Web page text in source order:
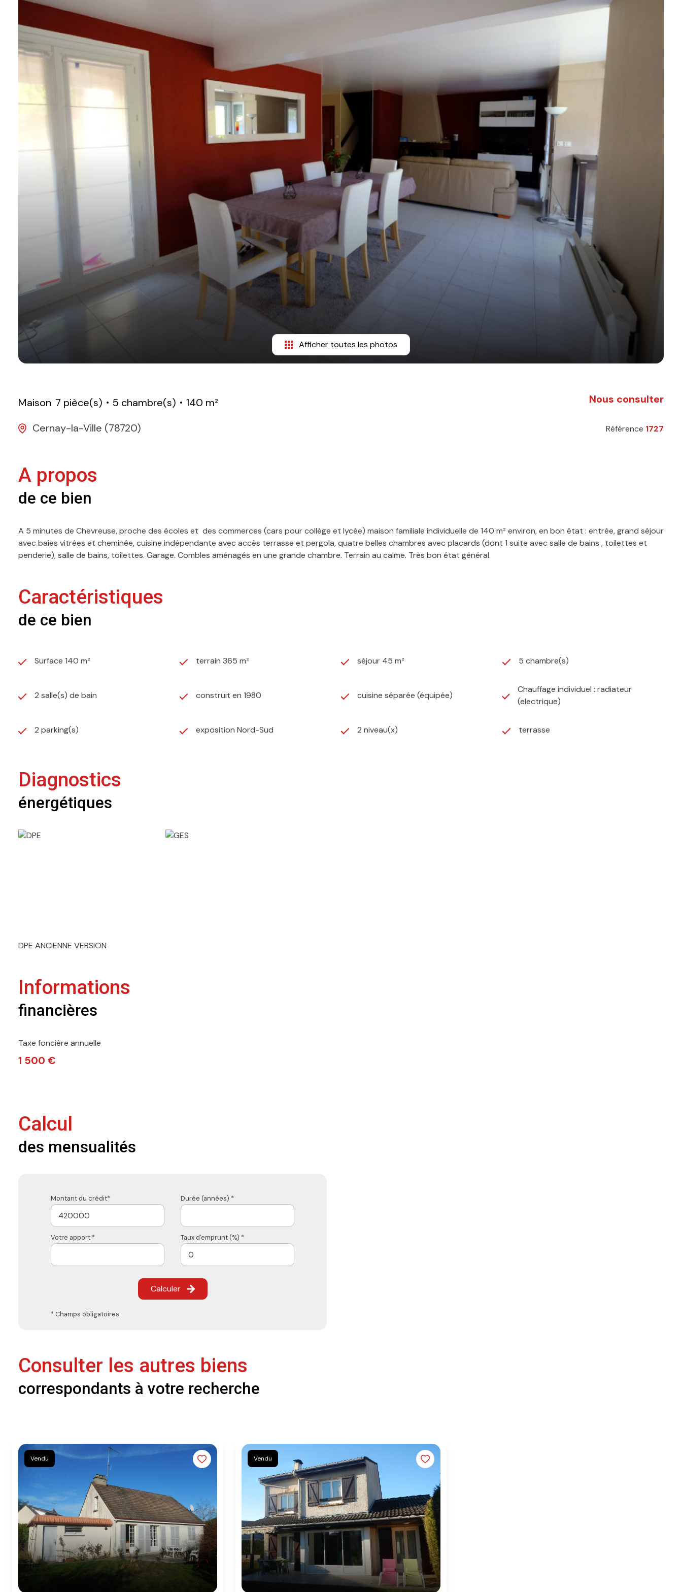
CONTACT
Afficher toutes les photos
Maison 7 pièce(s) 5 chambre(s)
140 m²
Cernay-la-Ville (78720)
Nous consulter
Référence 1727
A propos
de ce bien
A 5 minutes de Chevreuse, proche des écoles et des commerces (cars pour collège et lycée) maison familiale individuelle de 140 m² environ, en bon état : entrée, grand séjour
avec baies vitrées et cheminée, cuisine indépendante avec accès terrasse et pergola, quatre belles chambres avec placards (dont 1 suite avec salle de bains , toilettes et
penderie), salle de bains, toilettes. Garage. Combles aménagés en une grande chambre. Terrain au calme. Très bon état général.
Caractéristiques
de ce bien
Surface 140 m² terrain 365 m² séjour 45 m² 5 chambre(s)
2 salle(s) de bain construit en 1980 cuisine séparée (équipée)
Chauffage individuel : radiateur
(electrique)
2 parking(s) exposition Nord-Sud 2 niveau(x) terrasse
Diagnostics
énergétiques
DPE ANCIENNE VERSION
Informations
financières
Taxe foncière annuelle
1 500 €
Calcul
des mensualités
Montant du crédit* Durée (années) *
Votre apport * Taux d'emprunt (%) *
Calculer
* Champs obligatoires
Consulter les autres biens
correspondants à votre recherche
Vendu Vendu